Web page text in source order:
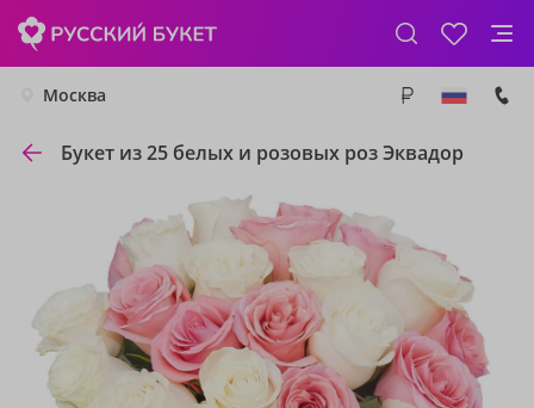
Москва
Букет из 25 белых и розовых роз Эквадор